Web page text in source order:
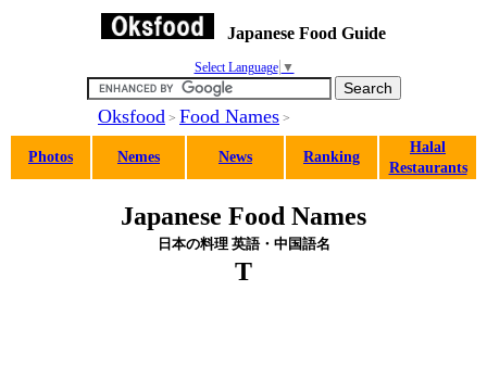
Japanese Food Guide
Select Language ▼
Oksfood > Food Names >
Photos Nemes News Ranking
Halal
Restaurants
Japanese Food Names
日本の料理 英語・中国語名
T